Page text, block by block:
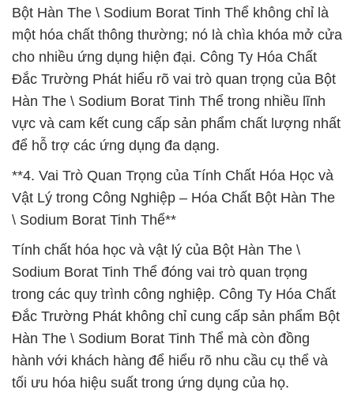
Bột Hàn The \ Sodium Borat Tinh Thể không chỉ là
một hóa chất thông thường; nó là chìa khóa mở cửa
cho nhiều ứng dụng hiện đại. Công Ty Hóa Chất
Đắc Trường Phát hiểu rõ vai trò quan trọng của Bột
Hàn The \ Sodium Borat Tinh Thể trong nhiều lĩnh
vực và cam kết cung cấp sản phẩm chất lượng nhất
để hỗ trợ các ứng dụng đa dạng.
**4. Vai Trò Quan Trọng của Tính Chất Hóa Học và
Vật Lý trong Công Nghiệp – Hóa Chất Bột Hàn The
\ Sodium Borat Tinh Thể**
Tính chất hóa học và vật lý của Bột Hàn The \
Sodium Borat Tinh Thể đóng vai trò quan trọng
trong các quy trình công nghiệp. Công Ty Hóa Chất
Đắc Trường Phát không chỉ cung cấp sản phẩm Bột
Hàn The \ Sodium Borat Tinh Thể mà còn đồng
hành với khách hàng để hiểu rõ nhu cầu cụ thể và
tối ưu hóa hiệu suất trong ứng dụng của họ.